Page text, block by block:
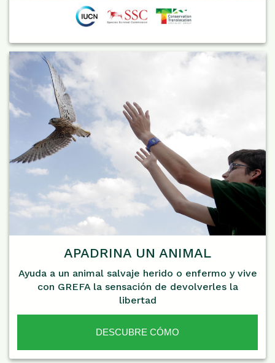
APADRINA UN ANIMAL
Ayuda a un animal salvaje herido o enfermo y vive
con GREFA la sensación de devolverles la
libertad
DESCUBRE CÓMO